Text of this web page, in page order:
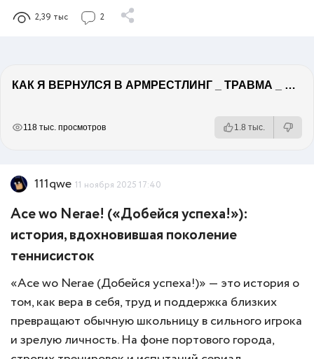
2,39 тыс 2
КАК Я ВЕРНУЛСЯ В АРМРЕСТЛИНГ _ ТРАВМА _ РУКОСЕЧКА
118 тыс. просмотров 1.8 тыс.
111qwe 11 ноября 2025 17:40
Ace wo Nerae! («Добейся успеха!»):
история, вдохновившая поколение
теннисисток
«Ace wo Nerae (Добейся успеха!)» — это история о
том, как вера в себя, труд и поддержка близких
превращают обычную школьницу в сильного игрока
и зрелую личность. На фоне портового города,